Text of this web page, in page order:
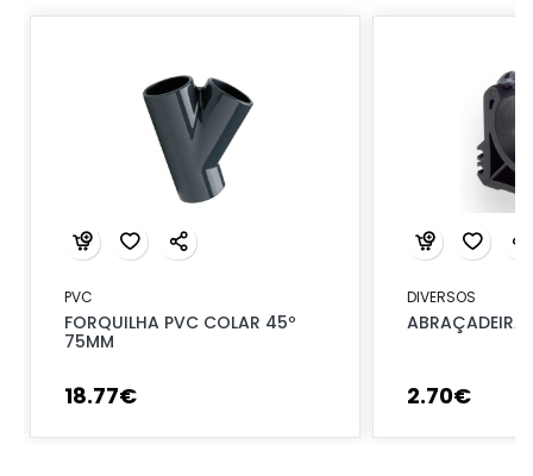
PVC
FORQUILHA PVC COLAR 45º
75MM
18.77€
DIVERSOS
ABRAÇADEIRA
2.70€